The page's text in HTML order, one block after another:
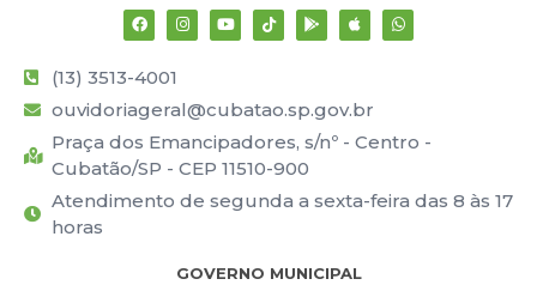
(13) 3513-4001
ouvidoriageral@cubatao.sp.gov.br
Praça dos Emancipadores, s/nº - Centro -
Cubatão/SP - CEP 11510-900
Atendimento de segunda a sexta-feira das 8 às 17
horas
GOVERNO MUNICIPAL